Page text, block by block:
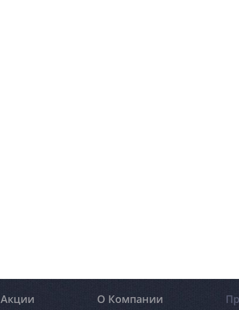
Акции О Компании